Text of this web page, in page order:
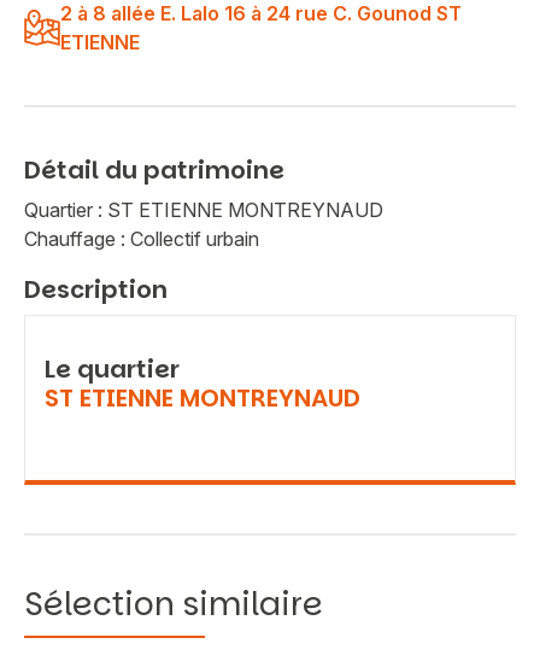
2 à 8 allée E. Lalo 16 à 24 rue C. Gounod ST
ETIENNE
Détail du patrimoine
Quartier : ST ETIENNE MONTREYNAUD
Chauffage : Collectif urbain
Description
Le quartier
ST ETIENNE MONTREYNAUD
Sélection similaire